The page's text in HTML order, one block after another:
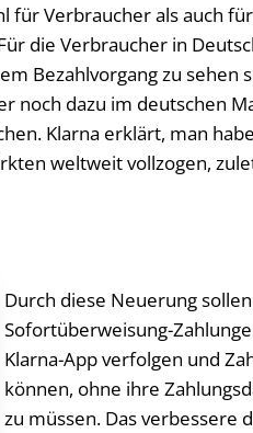
für Verbraucher als auch
die Verbraucher in
Bezahlvorgang zu sehen
noch dazu im deutschen
Klarna erklärt, man
weltweit vollzogen,
Durch diese Neuerung
Sofortüberweisung-
Klarna-App verfolgen und
können, ohne ihre
zu müssen. Das verbessere